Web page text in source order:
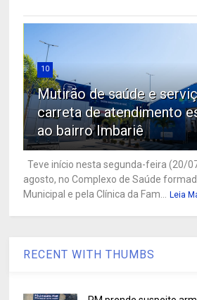
10
Mutirão de saúde e
carreta de atendimento
ao bairro Imbariê
Teve início nesta segunda-feira (20/
agosto, no Complexo de Saúde
Municipal e pela Clínica da Fam...
Leia
RECENT WITH THUMBS